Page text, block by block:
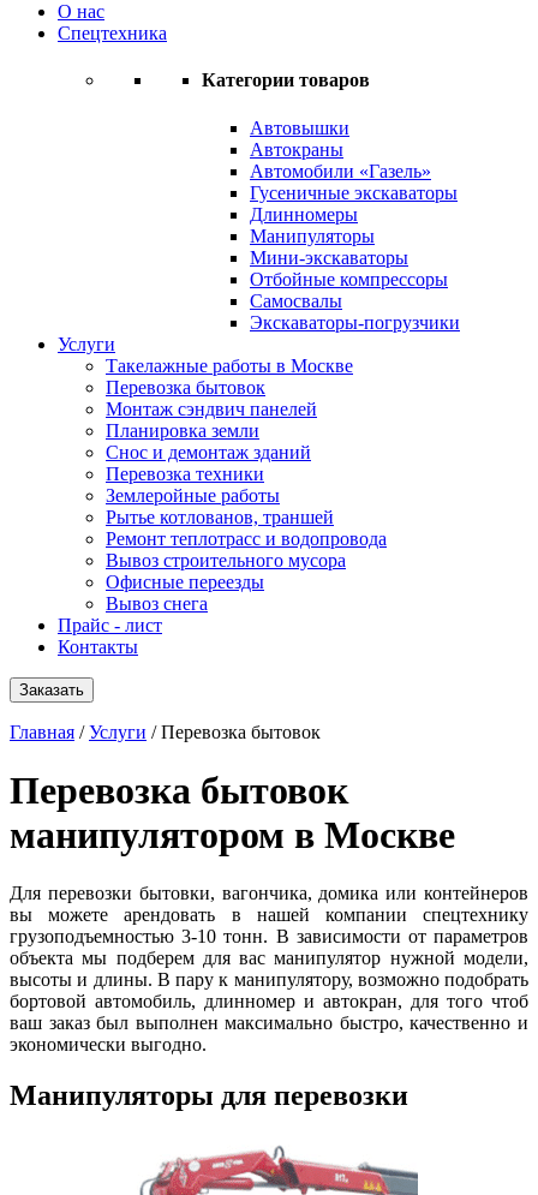
О нас
Спецтехника
Категории товаров
Автовышки
Автокраны
Автомобили «Газель»
Гусеничные экскаваторы
Длинномеры
Манипуляторы
Мини-экскаваторы
Отбойные компрессоры
Самосвалы
Экскаваторы-погрузчики
Услуги
Такелажные работы в Москве
Перевозка бытовок
Монтаж сэндвич панелей
Планировка земли
Снос и демонтаж зданий
Перевозка техники
Землеройные работы
Рытье котлованов, траншей
Ремонт теплотрасс и водопровода
Вывоз строительного мусора
Офисные переезды
Вывоз снега
Прайс ‐ лист
Контакты
Заказать
Главная /Услуги / Перевозка бытовок
Перевозка бытовок
манипулятором в Москве
Для перевозки бытовки, вагончика, домика или контейнеров
вы можете арендовать в нашей компании спецтехнику
грузоподъемностью 3-10 тонн. В зависимости от параметров
объекта мы подберем для вас манипулятор нужной модели,
высоты и длины. В пару к манипулятору, возможно подобрать
бортовой автомобиль, длинномер и автокран, для того чтоб
ваш заказ был выполнен максимально быстро, качественно и
экономически выгодно.
Манипуляторы для перевозки